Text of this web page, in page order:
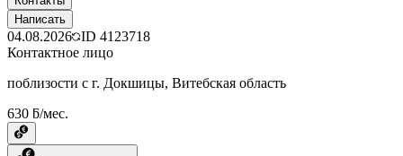
Написать
04.08.2026 ID 4123718
Контактное лицо
поблизости с г. Докшицы, Витебская область
630 ƃ/мес.